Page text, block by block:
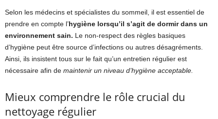
Selon les médecins et spécialistes du sommeil, il est essentiel de
prendre en compte l’hygiène lorsqu’il s’agit de dormir dans un
environnement sain. Le non-respect des règles basiques
d’hygiène peut être source d’infections ou autres désagréments.
Ainsi, ils insistent tous sur le fait qu’un entretien régulier est
nécessaire afin de maintenir un niveau d’hygiène acceptable.
Mieux comprendre le rôle crucial du
nettoyage régulier